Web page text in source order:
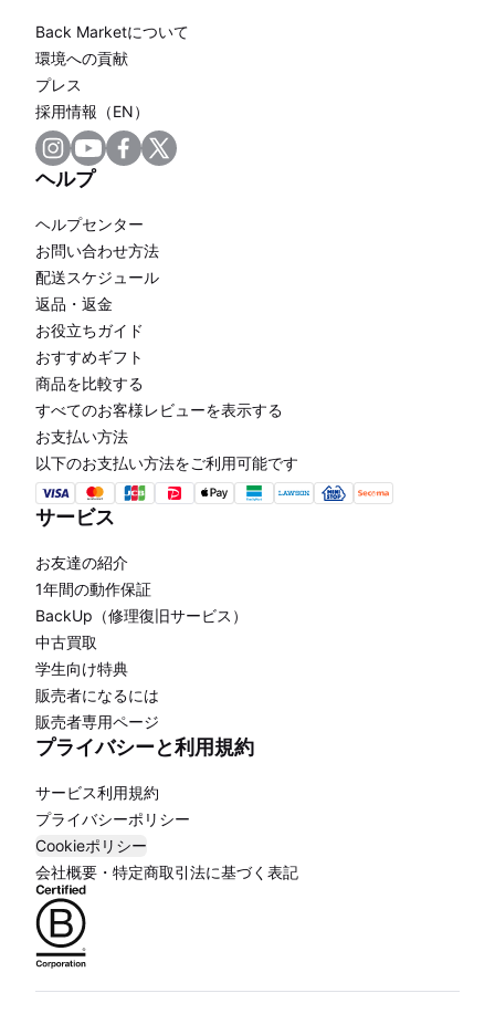
Back Marketについて
環境への貢献
プレス
採用情報（EN）
ヘルプ
ヘルプセンター
お問い合わせ方法
配送スケジュール
返品・返金
お役立ちガイド
おすすめギフト
商品を比較する
すべてのお客様レビューを表示する
お支払い方法
以下のお支払い方法をご利用可能です
サービス
お友達の紹介
1年間の動作保証
BackUp（修理復旧サービス）
中古買取
学生向け特典
販売者になるには
販売者専用ページ
プライバシーと利用規約
サービス利用規約
プライバシーポリシー
Cookieポリシー
会社概要・特定商取引法に基づく表記